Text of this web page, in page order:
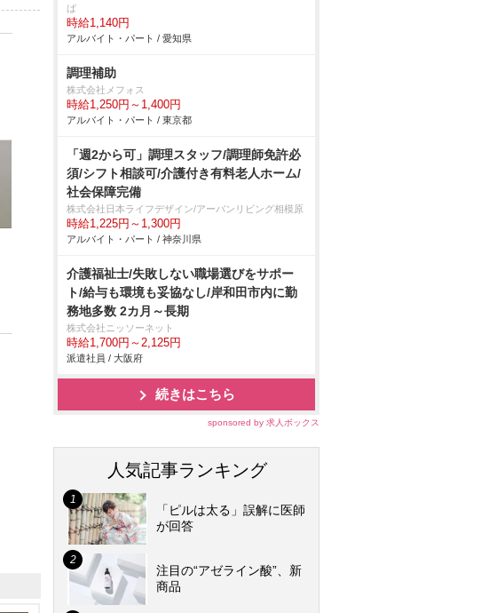
ば
時給1,140円
アルバイト・パート / 愛知県
調理補助
株式会社メフォス
時給1,250円～1,400円
アルバイト・パート / 東京都
「週2から可」調理スタッフ/調理師免許必
須/シフト相談可/介護付き有料老人ホーム/
社会保障完備
株式会社日本ライフデザイン/アーバンリビング相模原
時給1,225円～1,300円
アルバイト・パート / 神奈川県
介護福祉士/失敗しない職場選びをサポー
ト/給与も環境も妥協なし/岸和田市内に勤
務地多数 2カ月～長期
株式会社ニッソーネット
時給1,700円～2,125円
派遣社員 / 大阪府
続きはこちら
sponsored by 求人ボックス
人気記事ランキング
「ピルは太る」誤解に医師
が回答
注目の“アゼライン酸”、新
商品